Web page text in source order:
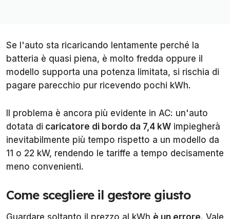
Se l'auto sta ricaricando lentamente perché la
batteria è quasi piena, è molto fredda oppure il
modello supporta una potenza limitata, si rischia di
pagare parecchio pur ricevendo pochi kWh.
Il problema è ancora più evidente in AC: un'auto
dotata di caricatore di bordo da 7,4 kW impiegherà
inevitabilmente più tempo rispetto a un modello da
11 o 22 kW, rendendo le tariffe a tempo decisamente
meno convenienti.
Come scegliere il gestore giusto